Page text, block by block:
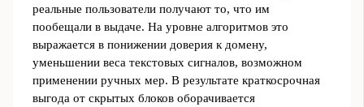
реальные пользователи получают то, что им
пообещали в выдаче. На уровне алгоритмов это
выражается в понижении доверия к домену,
уменьшении веса текстовых сигналов, возможном
применении ручных мер. В результате краткосрочная
выгода от скрытых блоков оборачивается